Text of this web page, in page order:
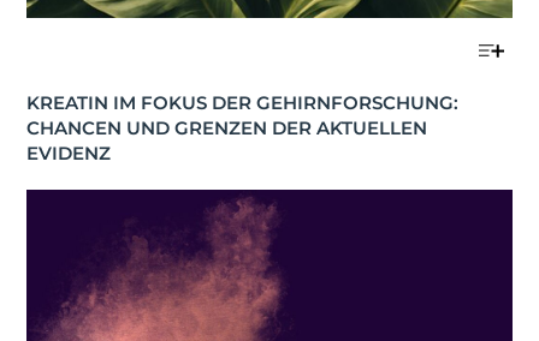
KREATIN IM FOKUS DER GEHIRNFORSCHUNG:
CHANCEN UND GRENZEN DER AKTUELLEN
EVIDENZ